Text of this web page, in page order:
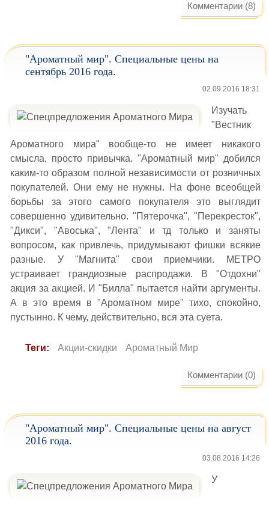
Комментарии (8)
"Ароматный мир". Специальные цены на
сентябрь 2016 года.
02.09.2016 18:31
Изучать
"Вестник
Ароматного мира" вообще-то не имеет никакого
смысла, просто привычка. "Ароматный мир" добился
каким-то образом полной независимости от розничных
покупателей. Они ему не нужны. На фоне всеобщей
борьбы за этого самого покупателя это выглядит
совершенно удивительно. "Пятерочка", "Перекресток",
"Дикси", "Авоська", "Лента" и тд только и заняты
вопросом, как привлечь, придумывают фишки всякие
разные. У "Магнита" свои приемчики. МЕТРО
устраивает грандиозные распродажи. В "Отдохни"
акция за акцией. И "Билла" пытается найти аргументы.
А в это время в "Ароматном мире" тихо, спокойно,
пустынно. К чему, действительно, вся эта суета.
Теги: Акции-скидки Ароматный Мир
Комментарии (0)
"Ароматный мир". Специальные цены на август
2016 года.
03.08.2016 14:26
У